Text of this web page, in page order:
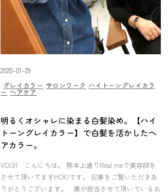
2020-01-29
グレイカラー サロンワーク ハイトーングレイカラ
ー ヘアケア
明るくオシャレに染まる白髪染め。【ハイ
トーングレイカラー】で白髪を活かしたヘ
アカラー。
VOl.91 こんにちは。 熊本上通りReal meで美容師を
させて頂いてますHOKIです。 記事をご覧いただきあ
りがとうございます。 僕が担当させて頂いているお